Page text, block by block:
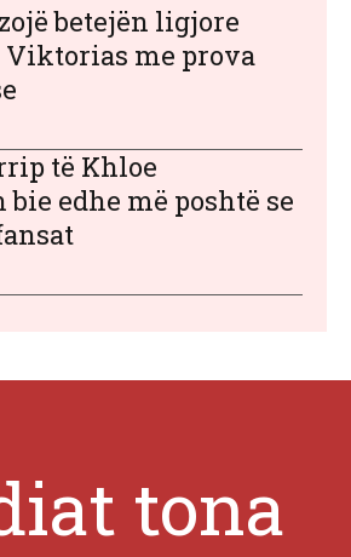
betejën ligjore
me prova
të Khloe
edhe më poshtë se
tona